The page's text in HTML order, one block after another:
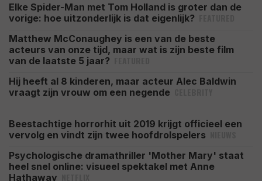
Elke Spider-Man met Tom Holland is groter dan de
vorige: hoe uitzonderlijk is dat eigenlijk?
Matthew McConaughey is een van de beste
acteurs van onze tijd, maar wat is zijn beste film
van de laatste 5 jaar?
Hij heeft al 8 kinderen, maar acteur Alec Baldwin
vraagt zijn vrouw om een negende
Beestachtige horrorhit uit 2019 krijgt officieel een
vervolg en vindt zijn twee hoofdrolspelers
Psychologische dramathriller 'Mother Mary' staat
heel snel online: visueel spektakel met Anne
Hathaway